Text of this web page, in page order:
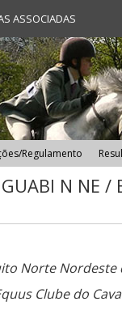
ASSOCIADAS
Regulamento
N NE
Norte Nordeste
Clube do